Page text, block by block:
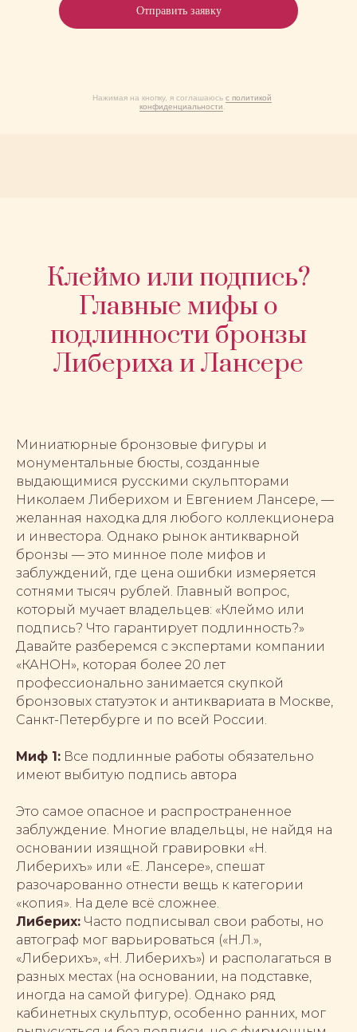
Нажимая на кнопку, я соглашаюсь с политикой
конфиденциальности
Отправить заявку
Клеймо или подпись?
Главные мифы о
подлинности бронзы
Либериха и Лансере
Миниатюрные бронзовые фигуры и
монументальные бюсты, созданные
выдающимися русскими скульпторами
Николаем Либерихом и Евгением Лансере, —
желанная находка для любого коллекционера
и инвестора. Однако рынок антикварной
бронзы — это минное поле мифов и
заблуждений, где цена ошибки измеряется
сотнями тысяч рублей. Главный вопрос,
который мучает владельцев: «Клеймо или
подпись? Что гарантирует подлинность?»
Давайте разберемся с экспертами компании
«КАНОН», которая более 20 лет
профессионально занимается скупкой
бронзовых статуэток и антиквариата в Москве,
Санкт-Петербурге и по всей России.
Миф 1: Все подлинные работы обязательно
имеют выбитую подпись автора
Это самое опасное и распространенное
заблуждение. Многие владельцы, не найдя на
основании изящной гравировки «Н.
Либерихъ» или «Е. Лансере», спешат
разочарованно отнести вещь к категории
«копия». На деле всё сложнее.
Либерих: Часто подписывал свои работы, но
автограф мог варьироваться («Н.Л.»,
«Либерихъ», «Н. Либерихъ») и располагаться в
разных местах (на основании, на подставке,
иногда на самой фигуре). Однако ряд
кабинетных скульптур, особенно ранних, мог